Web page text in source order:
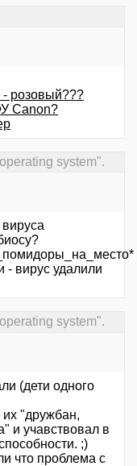
- розовый???
Canon?
system".
вирус удалили
system".
(дети одного
их "дружбан,
и учавствовал в
;)
что проблема с